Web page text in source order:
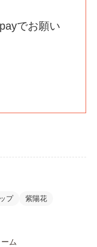
でお願い
プ 紫陽花
ム